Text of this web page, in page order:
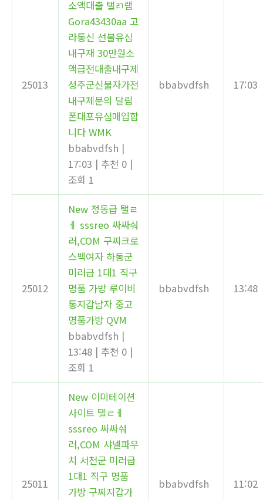
25013
소액대출 탤ㄺ램
Gora43430aa 고
라통신 선불유심
내구재 30만원소
액급전대출내구제
성주군신불자가전
내구제문의 달림
폰대포유심매입합
니다 WMK
bbabvdfsh |
17:03 | 추천 0 |
조회 1
bbabvdfsh 17:03
25012
New 정동급 탤ㄹ
ㅔ sssreo 싸싸숴
러,COM 구찌크로
스백여자 하동군
미러급 1대1 직구
명품 가방 루이비
통지갑남자 중고
명품가방 QVM
bbabvdfsh |
13:48 | 추천 0 |
조회 1
bbabvdfsh 13:48
25011
New 이미테이션
사이트 탤ㄹㅔ
sssreo 싸싸숴
러,COM 샤넬파우
치 서천군 미러급
1대1 직구 명품
가방 구찌지갑가
bbabvdfsh 11:02